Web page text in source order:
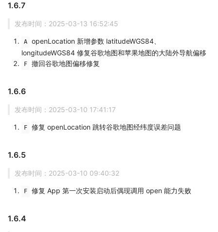
1.6.7
发布时间：2025-03-13 16:52:45
A
openLocation 新增参数 latitudeWGS84、
longitudeWGS84 修复谷歌地图和苹果地图的大陆外导航偏移
F 撤回谷歌地图偏移修复
1.6.6
发布时间：2025-03-10 17:41:17
F 修复 openLocation 跳转谷歌地图经纬度误差问题
1.6.5
发布时间：2025-03-10 09:40:32
F 修复 App 第一次安装启动后偶现调用 open 能力失败
1.6.4